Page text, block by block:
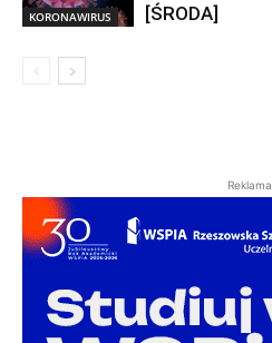
KORONAWIRUS
[ŚRODA]
Reklama